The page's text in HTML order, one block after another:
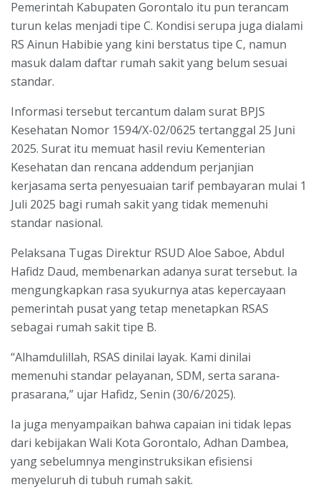
Pemerintah Kabupaten Gorontalo itu pun terancam
turun kelas menjadi tipe C. Kondisi serupa juga dialami
RS Ainun Habibie yang kini berstatus tipe C, namun
masuk dalam daftar rumah sakit yang belum sesuai
standar.
Informasi tersebut tercantum dalam surat BPJS
Kesehatan Nomor 1594/X-02/0625 tertanggal 25 Juni
2025. Surat itu memuat hasil reviu Kementerian
Kesehatan dan rencana addendum perjanjian
kerjasama serta penyesuaian tarif pembayaran mulai 1
Juli 2025 bagi rumah sakit yang tidak memenuhi
standar nasional.
Pelaksana Tugas Direktur RSUD Aloe Saboe, Abdul
Hafidz Daud, membenarkan adanya surat tersebut. Ia
mengungkapkan rasa syukurnya atas kepercayaan
pemerintah pusat yang tetap menetapkan RSAS
sebagai rumah sakit tipe B.
“Alhamdulillah, RSAS dinilai layak. Kami dinilai
memenuhi standar pelayanan, SDM, serta sarana-
prasarana,” ujar Hafidz, Senin (30/6/2025).
Ia juga menyampaikan bahwa capaian ini tidak lepas
dari kebijakan Wali Kota Gorontalo, Adhan Dambea,
yang sebelumnya menginstruksikan efisiensi
menyeluruh di tubuh rumah sakit.